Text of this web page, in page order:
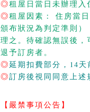
◎租屋日當日未辦理
◎租屋因素： 住房當
頒布狀況為判定準則
理之。待確認無誤後
退予訂房者。
◎延期扣費部分，14
◎訂房後視同同意上述
【嚴禁事項公告】